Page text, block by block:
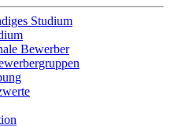
Studium
Bewerber